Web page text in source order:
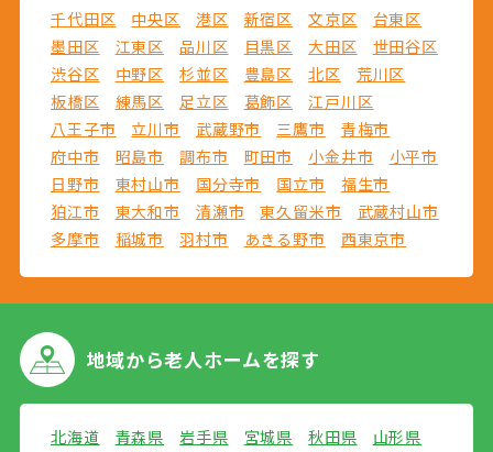
千代田区 中央区 港区 新宿区 文京区
台東区
墨田区
江東区 品川区 目黒区 大田区
世田谷区
渋谷区
中野区 杉並区 豊島区 北区
荒川区
板橋区
練馬区 足立区 葛飾区
江戸川区
八王子市
立川市 武蔵野市 三鷹市
青梅市
府中市
昭島市 調布市 町田市 小金井市
小平市
日野市
東村山市 国分寺市 国立市
福生市
狛江市
東大和市 清瀬市 東久留米市
武蔵村山市
多摩市
稲城市 羽村市 あきる野市 西東京市
地域から老人ホームを探す
北海道 青森県 岩手県 宮城県 秋田県
山形県